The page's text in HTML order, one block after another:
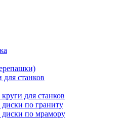
станков
для станков
по граниту
по мрамору